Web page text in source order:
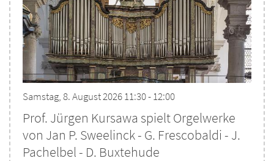
Samstag, 8. August 2026 11:30 - 12:00
Prof. Jürgen Kursawa spielt Orgelwerke
von Jan P. Sweelinck - G. Frescobaldi - J.
Pachelbel - D. Buxtehude